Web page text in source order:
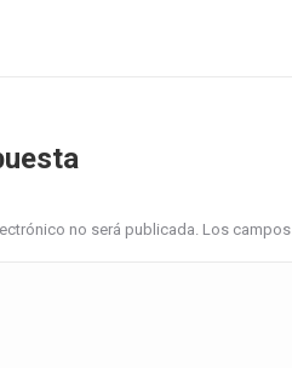
no será publicada. Los